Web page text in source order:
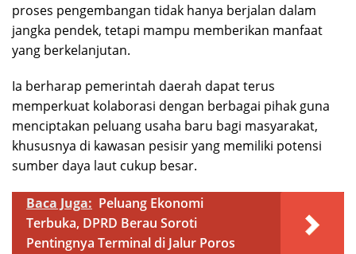
proses pengembangan tidak hanya berjalan dalam
jangka pendek, tetapi mampu memberikan manfaat
yang berkelanjutan.
Ia berharap pemerintah daerah dapat terus
memperkuat kolaborasi dengan berbagai pihak guna
menciptakan peluang usaha baru bagi masyarakat,
khususnya di kawasan pesisir yang memiliki potensi
sumber daya laut cukup besar.
Baca Juga: Peluang Ekonomi
Terbuka, DPRD Berau Soroti
Pentingnya Terminal di Jalur Poros